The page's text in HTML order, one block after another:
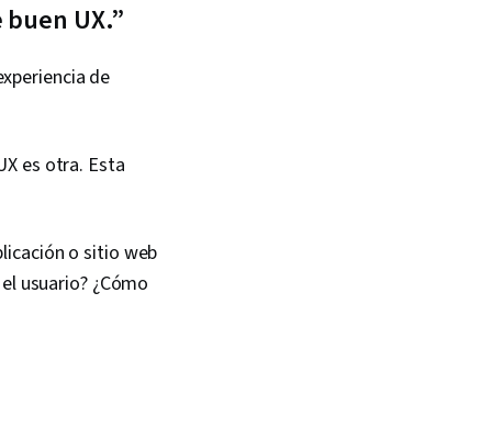
UX.”
de
es otra. Esta
o sitio web
usuario? ¿Cómo